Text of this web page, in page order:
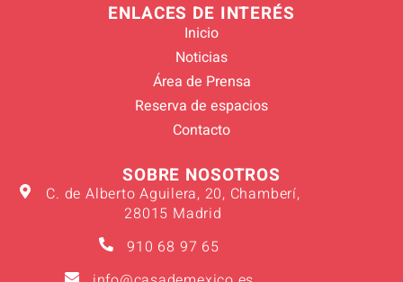
ENLACES DE INTERÉS
Inicio
Noticias
Área de Prensa
Reserva de espacios
Contacto
SOBRE NOSOTROS
C. de Alberto Aguilera, 20, Chamberí,
28015 Madrid
910 68 97 65